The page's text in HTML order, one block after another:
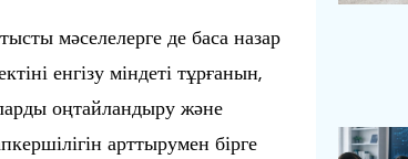
мәселелерге де баса назар
енгізу міндеті тұрғанын,
оңтайландыру және
арттырумен бірге